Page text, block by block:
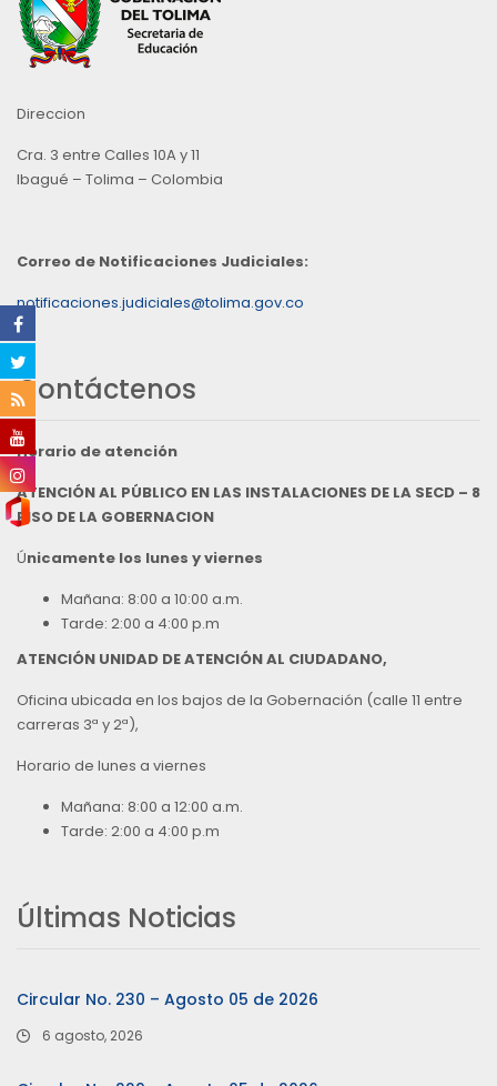
Direccion
Cra. 3 entre Calles 10A y 11
Ibagué – Tolima – Colombia
Correo de Notificaciones Judiciales:
notificaciones.judiciales@tolima.gov.co
Contáctenos
Horario de atención
ATENCIÓN AL PÚBLICO EN LAS INSTALACIONES DE LA SECD – 8
PISO DE LA GOBERNACION
Únicamente los lunes y viernes
Mañana: 8:00 a 10:00 a.m.
Tarde: 2:00 a 4:00 p.m
ATENCIÓN UNIDAD DE ATENCIÓN AL CIUDADANO,
Oficina ubicada en los bajos de la Gobernación (calle 11 entre
carreras 3ª y 2ª),
Horario de lunes a viernes
Mañana: 8:00 a 12:00 a.m.
Tarde: 2:00 a 4:00 p.m
Últimas Noticias
Circular No. 230 – Agosto 05 de 2026
6 agosto, 2026